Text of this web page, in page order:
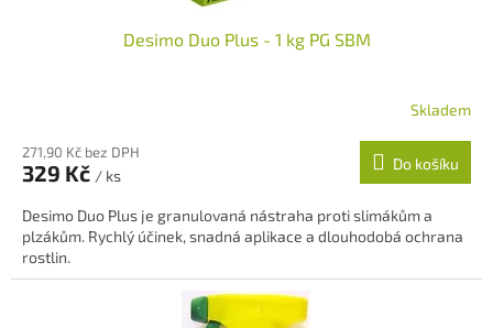
Desimo Duo Plus - 1 kg PG SBM
Skladem
271,90 Kč bez DPH
329 Kč / ks
Do košíku
Desimo Duo Plus je granulovaná nástraha proti slimákům a
plzákům. Rychlý účinek, snadná aplikace a dlouhodobá ochrana
rostlin.